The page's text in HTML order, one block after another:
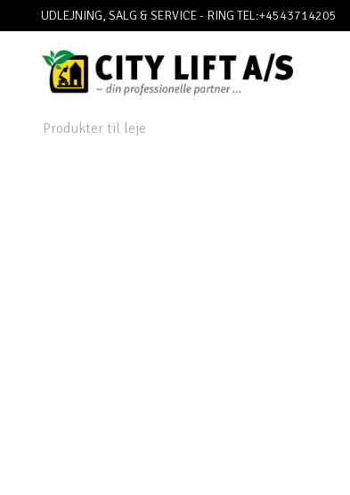
UDLEJNING, SALG & SERVICE - RING TEL:+4543714205
Produkter til leje